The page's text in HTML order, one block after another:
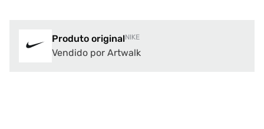
Produto originalNIKE
Vendido por Artwalk